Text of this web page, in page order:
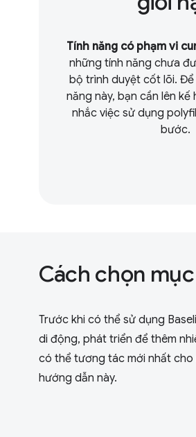
Tính năng có phạm vi
những tính năng chưa
bộ trình duyệt cốt lõi.
năng này, bạn cần lên
nhắc việc sử dụng
bước.
Cách chọn
Trước khi có thể sử dụng
di động, phát triển để thêm
có thể tương tác mới nhất cho
hướng dẫn này.